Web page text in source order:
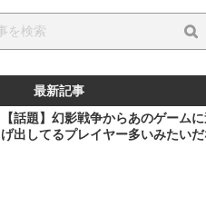
最新記事
【話題】幻影戦争からあのゲーム
げ出してるプレイヤー多いみたい